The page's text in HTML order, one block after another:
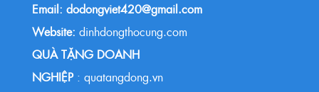
Email: dodongviet420@gmail.com
Website: dinhdongthocung.com
QUÀ TẶNG DOANH
NGHIỆP : quatangdong.vn